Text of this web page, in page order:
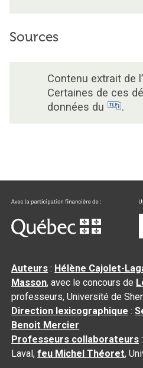
Sources
Contenu extrait de
Certaines de ces
données du
.
Auteurs : Hélène Cajolet-
Masson, avec le concours de
professeurs, Université de
Direction lexicographique :
Benoit Mercier
Professeurs collaborateurs
Laval,feu Michel Théoret,